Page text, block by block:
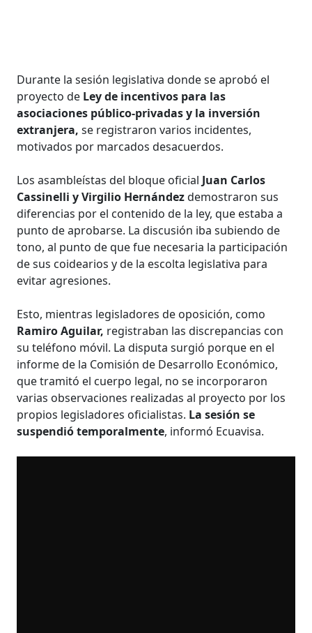
Durante la sesión legislativa donde se aprobó el
proyecto de Ley de incentivos para las
asociaciones público-privadas y la inversión
extranjera, se registraron varios incidentes,
motivados por marcados desacuerdos.
Los asambleístas del bloque oficial Juan Carlos
Cassinelli y Virgilio Hernándezdemostraron sus
diferencias por el contenido de la ley, que estaba a
punto de aprobarse. La discusión iba subiendo de
tono, al punto de que fue necesaria la participación
de sus coidearios y de la escolta legislativa para
evitar agresiones.
Esto, mientras legisladores de oposición, como
Ramiro Aguilar, registraban las discrepancias con
su teléfono móvil. La disputa surgió porque en el
informe de la Comisión de Desarrollo Económico,
que tramitó el cuerpo legal, no se incorporaron
varias observaciones realizadas al proyecto por los
propios legisladores oficialistas. La sesión se
suspendió temporalmente, informó Ecuavisa.